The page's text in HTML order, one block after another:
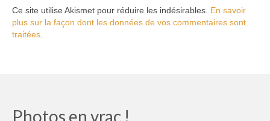
Ce site utilise Akismet pour réduire les indésirables. En savoir
plus sur la façon dont les données de vos commentaires sont
traitées
Photos en vrac !